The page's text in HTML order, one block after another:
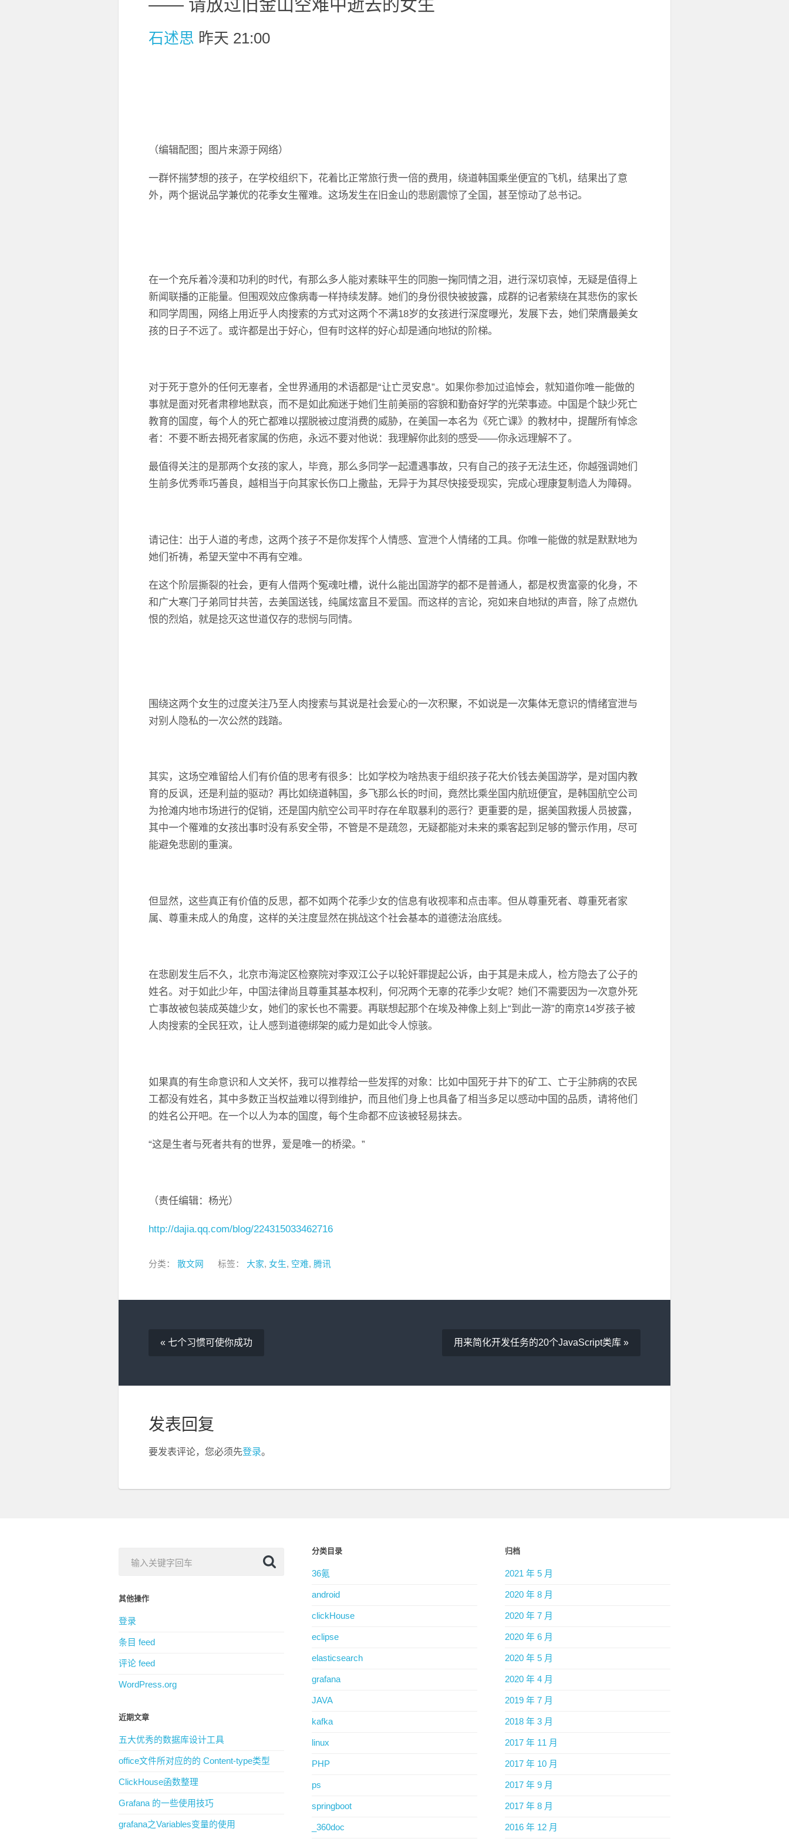
石述思 昨天 21:00
（编辑配图；图片来源于网络）
一群怀揣梦想的孩子，在学校组织下，花着比正常旅行贵一倍的费用，绕道韩国乘坐便宜的飞机，结果出了意
外，两个据说品学兼优的花季女生罹难。这场发生在旧金山的悲剧震惊了全国，甚至惊动了总书记。
在一个充斥着冷漠和功利的时代，有那么多人能对素昧平生的同胞一掬同情之泪，进行深切哀悼，无疑是值得上
新闻联播的正能量。但围观效应像病毒一样持续发酵。她们的身份很快被披露，成群的记者萦绕在其悲伤的家长
和同学周围，网络上用近乎人肉搜索的方式对这两个不满18岁的女孩进行深度曝光，发展下去，她们荣膺最美女
孩的日子不远了。或许都是出于好心，但有时这样的好心却是通向地狱的阶梯。
对于死于意外的任何无辜者，全世界通用的术语都是“让亡灵安息”。如果你参加过追悼会，就知道你唯一能做的
事就是面对死者肃穆地默哀，而不是如此痴迷于她们生前美丽的容貌和勤奋好学的光荣事迹。中国是个缺少死亡
教育的国度，每个人的死亡都难以摆脱被过度消费的威胁，在美国一本名为《死亡课》的教材中，提醒所有悼念
者：不要不断去揭死者家属的伤疤，永远不要对他说：我理解你此刻的感受——你永远理解不了。
最值得关注的是那两个女孩的家人，毕竟，那么多同学一起遭遇事故，只有自己的孩子无法生还，你越强调她们
生前多优秀乖巧善良，越相当于向其家长伤口上撒盐，无异于为其尽快接受现实，完成心理康复制造人为障碍。
请记住：出于人道的考虑，这两个孩子不是你发挥个人情感、宣泄个人情绪的工具。你唯一能做的就是默默地为
她们祈祷，希望天堂中不再有空难。
在这个阶层撕裂的社会，更有人借两个冤魂吐槽，说什么能出国游学的都不是普通人，都是权贵富豪的化身，不
和广大寒门子弟同甘共苦，去美国送钱，纯属炫富且不爱国。而这样的言论，宛如来自地狱的声音，除了点燃仇
恨的烈焰，就是捻灭这世道仅存的悲悯与同情。
围绕这两个女生的过度关注乃至人肉搜索与其说是社会爱心的一次积聚，不如说是一次集体无意识的情绪宣泄与
对别人隐私的一次公然的践踏。
其实，这场空难留给人们有价值的思考有很多：比如学校为啥热衷于组织孩子花大价钱去美国游学，是对国内教
育的反讽，还是利益的驱动？再比如绕道韩国，多飞那么长的时间，竟然比乘坐国内航班便宜，是韩国航空公司
为抢滩内地市场进行的促销，还是国内航空公司平时存在牟取暴利的恶行？更重要的是，据美国救援人员披露，
其中一个罹难的女孩出事时没有系安全带，不管是不是疏忽，无疑都能对未来的乘客起到足够的警示作用，尽可
能避免悲剧的重演。
但显然，这些真正有价值的反思，都不如两个花季少女的信息有收视率和点击率。但从尊重死者、尊重死者家
属、尊重未成人的角度，这样的关注度显然在挑战这个社会基本的道德法治底线。
在悲剧发生后不久，北京市海淀区检察院对李双江公子以轮奸罪提起公诉，由于其是未成人，检方隐去了公子的
姓名。对于如此少年，中国法律尚且尊重其基本权利，何况两个无辜的花季少女呢？她们不需要因为一次意外死
亡事故被包装成英雄少女，她们的家长也不需要。再联想起那个在埃及神像上刻上“到此一游”的南京14岁孩子被
人肉搜索的全民狂欢，让人感到道德绑架的威力是如此令人惊骇。
如果真的有生命意识和人文关怀，我可以推荐给一些发挥的对象：比如中国死于井下的矿工、亡于尘肺病的农民
工都没有姓名，其中多数正当权益难以得到维护，而且他们身上也具备了相当多足以感动中国的品质，请将他们
的姓名公开吧。在一个以人为本的国度，每个生命都不应该被轻易抹去。
“这是生者与死者共有的世界，爱是唯一的桥梁。”
（责任编辑：杨光）
http://dajia.qq.com/blog/224315033462716
分类：散文网 标签： 大家 女生 空难 腾讯
用来简化开发任务的20个JavaScript类库 »
« 七个习惯可使你成功
发表回复
要发表评论，您必须先登录
其他操作
登录
条目 feed
评论 feed
WordPress.org
近期文章
五大优秀的数据库设计工具
office文件所对应的的 Content-type类型
ClickHouse函数整理
Grafana 的一些使用技巧
grafana之Variables变量的使用
分类目录
36氪
android
clickHouse
eclipse
elasticsearch
grafana
JAVA
kafka
linux
PHP
ps
springboot
_360doc
归档
2021 年 5 月
2020 年 8 月
2020 年 7 月
2020 年 6 月
2020 年 5 月
2020 年 4 月
2019 年 7 月
2018 年 3 月
2017 年 11 月
2017 年 10 月
2017 年 9 月
2017 年 8 月
2016 年 12 月